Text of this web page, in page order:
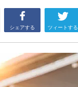
シェアする ツィートする